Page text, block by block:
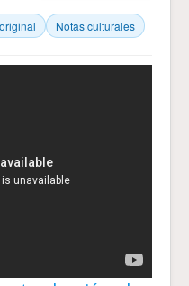
Notas culturales